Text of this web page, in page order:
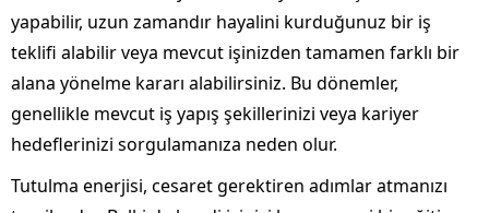
yapabilir, uzun zamandır hayalini kurduğunuz bir iş
teklifi alabilir veya mevcut işinizden tamamen farklı bir
alana yönelme kararı alabilirsiniz. Bu dönemler,
genellikle mevcut iş yapış şekillerinizi veya kariyer
hedeflerinizi sorgulamanıza neden olur.
Tutulma enerjisi, cesaret gerektiren adımlar atmanızı